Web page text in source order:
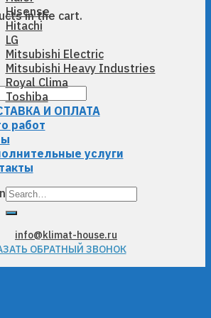
in the cart.
the cart.
Hisense
Hitachi
LG
Mitsubishi Electric
Mitsubishi Heavy Industries
Royal Clima
Toshiba
И ОПЛАТА
работ
услуги
Search
info@klimat-house.ru
ОБРАТНЫЙ ЗВОНОК